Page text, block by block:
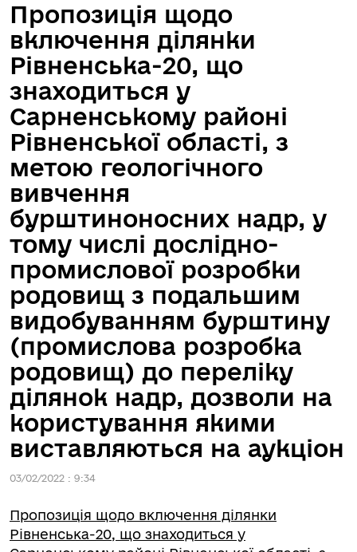
Пропозиція щодо
включення ділянки
Рівненська-20, що
знаходиться у
Сарненському районі
Рівненської області, з
метою геологічного
вивчення
бурштиноносних надр, у
тому числі дослідно-
промислової розробки
родовищ з подальшим
видобуванням бурштину
(промислова розробка
родовищ) до переліку
ділянок надр, дозволи на
користування якими
виставляються на аукціон
03/02/2022 : 9:34
Пропозиція щодо включення ділянки
Рівненська-20, що знаходиться у